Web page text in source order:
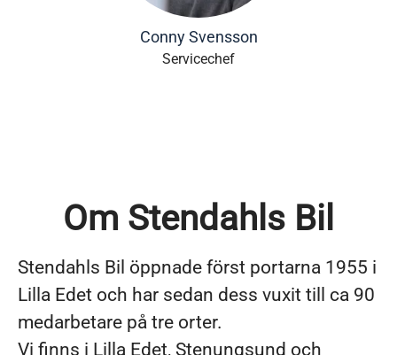
Conny Svensson
Servicechef
Om Stendahls Bil
Stendahls Bil öppnade först portarna 1955 i
Lilla Edet och har sedan dess vuxit till ca 90
medarbetare på tre orter.
Vi finns i Lilla Edet, Stenungsund och